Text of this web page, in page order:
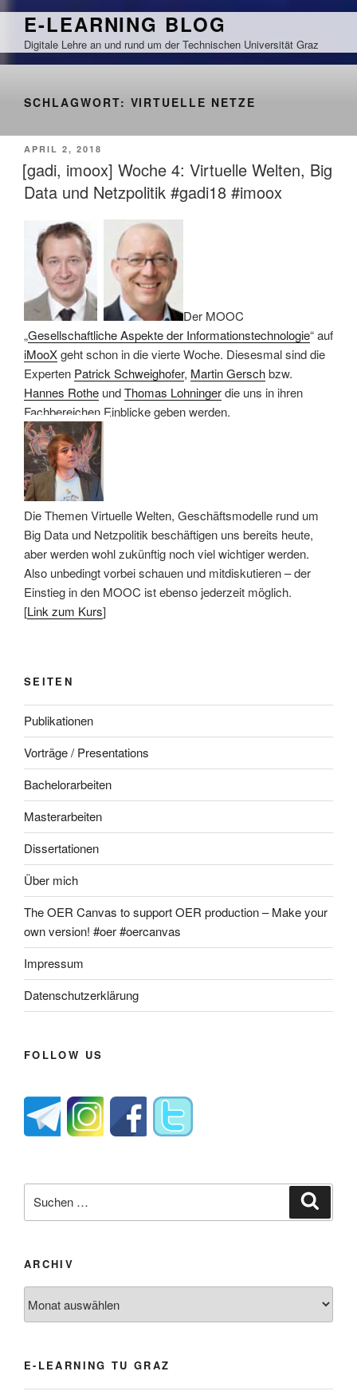
Zum
springen
E-LEARNING BLOG
Digitale Lehre an und rund um der Technischen Universität Graz
SCHLAGWORT: VIRTUELLE NETZE
VERÖFFENTLICHT
AM
APRIL 2, 2018
[gadi, imoox] Woche 4: Virtuelle Welten, Big
Data und Netzpolitik #gadi18 #imoox
Der MOOC
„Gesellschaftliche Aspekte der Informationstechnologie“ auf
iMooXgeht schon in die vierte Woche. Diesesmal sind die
Experten Patrick Schweighofer, Martin Gerschbzw.
Hannes Rothe undThomas Lohningerdie uns in ihren
Fachbereichen Einblicke geben werden.
Die Themen Virtuelle Welten, Geschäftsmodelle rund um
Big Data und Netzpolitik beschäftigen uns bereits heute,
aber werden wohl zukünftig noch viel wichtiger werden.
Also unbedingt vorbei schauen und mitdiskutieren – der
Einstieg in den MOOC ist ebenso jederzeit möglich.
[Link zum Kurs]
SEITEN
Publikationen
Vorträge / Presentations
Bachelorarbeiten
Masterarbeiten
Dissertationen
Über mich
The OER Canvas to support OER production – Make your
own version! #oer #oercanvas
Impressum
Datenschutzerklärung
FOLLOW US
nach:
ARCHIV
E-LEARNING TU GRAZ